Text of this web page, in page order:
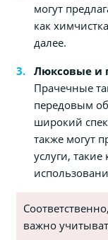
могут
как
далее.
Люксовые и
Прачечные
передовым
широкий
также могут
услуги,
важно